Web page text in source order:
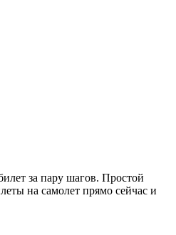
за пару шагов. Простой
на самолет прямо сейчас и